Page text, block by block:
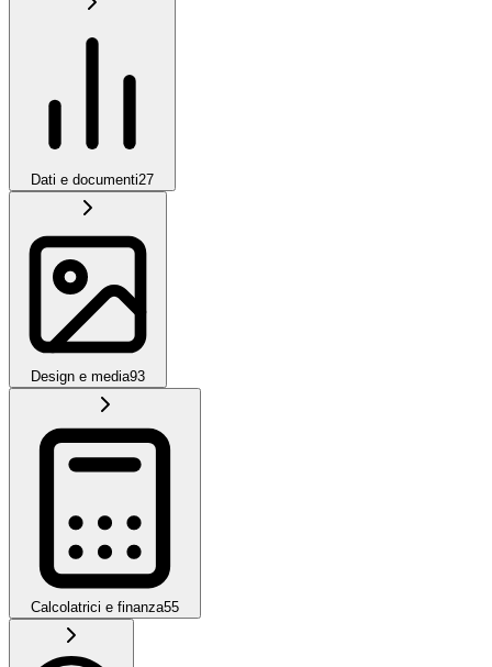
Dati e documenti27
Design e media93
Calcolatrici e finanza55